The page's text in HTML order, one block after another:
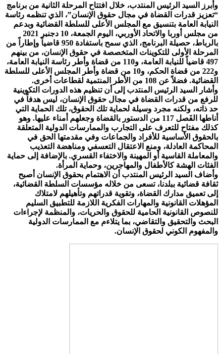
وأبرز السيد الرئيس المنتدب، خلال افتتاح المرحلة الثانية من برنامج
“تعزيز قدرات القضاة في مجال حقوق الإنسان”، الذي تنظمه رئاسة
النيابة العامة بتنسيق مع المجلس الأعلى للسلطة القضائية وبدعم
من مجلس أوربا والاتحاد الأوربي، اليوم الجمعة، 10 دجنبر 2021
بالرباط، حصيلة البرنامج، الذي سمح باستفادة 950 قاضياً وإطاراً من
المرحلة الأولى للتكوينات المتخصصة في حقوق الإنسان، من بينهم
497 قاضياً للنيابة العامة، و110 من قضاة وأطر رئاسة النيابة العامة،
و222 من قضاة الحكم، و10 من قضاة وأطر المجلس الأعلى للسلطة
القضائية. فضلاً عن 108 من الأطر المنتمية لقطاعات أخرى.
وأشار السيد الرئيس المنتدب إلى أن تنظيم هذه الدورات التكوينية
للرفع من قدرات القضاة في مجال حقوق الإنسان، ليس هدفاً في
حد ذاته، ولكنه مجرد وسيلة لحماية تلك الحقوق، تلك الحماية التي
أناطها الفَصل 117 من الدستور بالقضاة وجعلهم أمناء عليها. وهو
كذلك مفتاح للتعرف على التجارب والممارسات الدولية المتعلقة
بالحقوق الأساسية للأفراد والجماعات وفي مقدمتها الحق في
المحاكمة العادلة، ومنع الاعتقال التعسفي ومناهضة التعذيب
والمعاملة القاسية أو المهينة والاختفاء القسري. بالإضافة إلى حماية
الفئات الهشة كالأطفال والمهاجرين، وحماية المرأة.
وأضاف السيد الرئيس المنتدب أن الاهتمام بحقوق الإنسان أصبح
ثقافة قضائية ببلدنا، تسعى من خلاله مؤسسات السلطة القضائية،
إلى تعميق مدارك القضاة، وتقوية قدراتهم وتأهيلهم لامتلاك
المؤهلات القانونية والمهارات الفكرية اللازمة للتطبيق السليم
للنصوص القانونية الحامية للحقوق والحريات، والمنظمة لإجراءات
البحث والتحقيق والتقاضي، بما يتلاءم مع الممارسات الدولية
والمفهوم الكوني لحقوق الإنسان.